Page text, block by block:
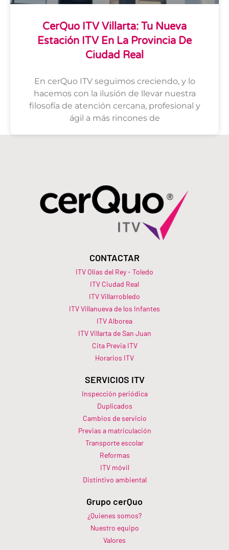
CerQuo ITV Villarta: Tu Nueva
Estación ITV En La Provincia De
Ciudad Real
En cerQuo ITV seguimos creciendo, y lo
hacemos con la ilusión de llevar nuestra
filosofía de atención cercana, profesional y
ágil a más rincones de
CONTACTAR
ITV Olias del Rey - Toledo
ITV Ciudad Real
ITV Villarrobledo
ITV Villanueva de los Infantes
ITV Alborea
ITV Villarta de San Juan
Cita Previa ITV
Horarios ITV​
SERVICIOS ITV
Inspección periódica
Duplicados
Cambios de servicio
Previas a matriculación
Transporte escolar
Reformas
ITV móvil
Distintivo ambiental
Grupo cerQuo
¿Quienes somos?
Nuestro equipo
Valores